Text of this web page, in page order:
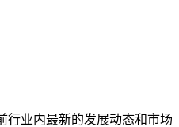
行业内最新的发展动态和市场